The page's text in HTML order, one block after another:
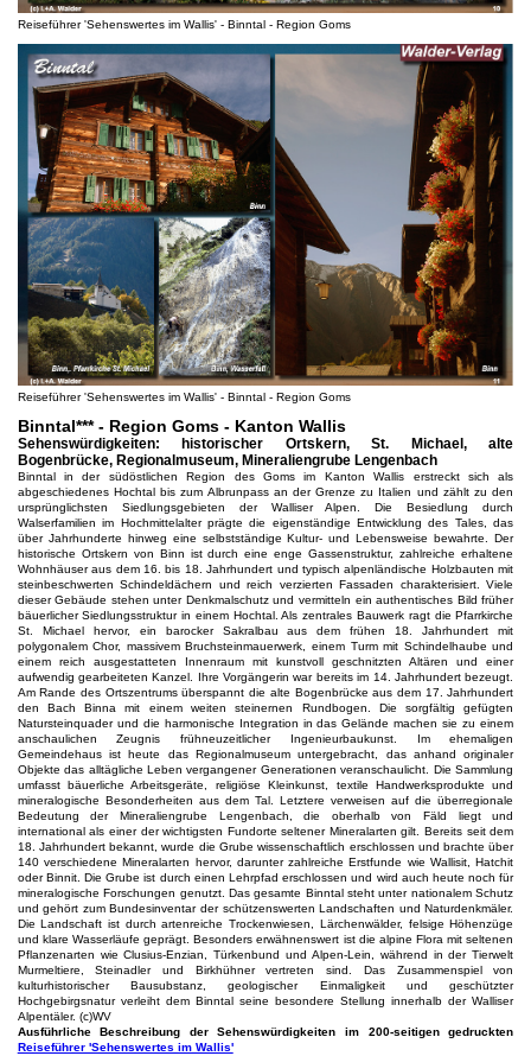
Reiseführer 'Sehenswertes im Wallis' - Binntal - Region Goms
Reiseführer 'Sehenswertes im Wallis' - Binntal - Region Goms
Binntal*** - Region Goms - Kanton Wallis
Sehenswürdigkeiten: historischer Ortskern, St. Michael, alte
Bogenbrücke, Regionalmuseum, Mineraliengrube Lengenbach
Binntal in der südöstlichen Region des Goms im Kanton Wallis erstreckt sich als
abgeschiedenes Hochtal bis zum Albrunpass an der Grenze zu Italien und zählt zu den
ursprünglichsten Siedlungsgebieten der Walliser Alpen. Die Besiedlung durch
Walserfamilien im Hochmittelalter prägte die eigenständige Entwicklung des Tales, das
über Jahrhunderte hinweg eine selbstständige Kultur- und Lebensweise bewahrte. Der
historische Ortskern von Binn ist durch eine enge Gassenstruktur, zahlreiche erhaltene
Wohnhäuser aus dem 16. bis 18. Jahrhundert und typisch alpenländische Holzbauten mit
steinbeschwerten Schindeldächern und reich verzierten Fassaden charakterisiert. Viele
dieser Gebäude stehen unter Denkmalschutz und vermitteln ein authentisches Bild früher
bäuerlicher Siedlungsstruktur in einem Hochtal. Als zentrales Bauwerk ragt die Pfarrkirche
St. Michael hervor, ein barocker Sakralbau aus dem frühen 18. Jahrhundert mit
polygonalem Chor, massivem Bruchsteinmauerwerk, einem Turm mit Schindelhaube und
einem reich ausgestatteten Innenraum mit kunstvoll geschnitzten Altären und einer
aufwendig gearbeiteten Kanzel. Ihre Vorgängerin war bereits im 14. Jahrhundert bezeugt.
Am Rande des Ortszentrums überspannt die alte Bogenbrücke aus dem 17. Jahrhundert
den Bach Binna mit einem weiten steinernen Rundbogen. Die sorgfältig gefügten
Natursteinquader und die harmonische Integration in das Gelände machen sie zu einem
anschaulichen Zeugnis frühneuzeitlicher Ingenieurbaukunst. Im ehemaligen
Gemeindehaus ist heute das Regionalmuseum untergebracht, das anhand originaler
Objekte das alltägliche Leben vergangener Generationen veranschaulicht. Die Sammlung
umfasst bäuerliche Arbeitsgeräte, religiöse Kleinkunst, textile Handwerksprodukte und
mineralogische Besonderheiten aus dem Tal. Letztere verweisen auf die überregionale
Bedeutung der Mineraliengrube Lengenbach, die oberhalb von Fäld liegt und
international als einer der wichtigsten Fundorte seltener Mineralarten gilt. Bereits seit dem
18. Jahrhundert bekannt, wurde die Grube wissenschaftlich erschlossen und brachte über
140 verschiedene Mineralarten hervor, darunter zahlreiche Erstfunde wie Wallisit, Hatchit
oder Binnit. Die Grube ist durch einen Lehrpfad erschlossen und wird auch heute noch für
mineralogische Forschungen genutzt. Das gesamte Binntal steht unter nationalem Schutz
und gehört zum Bundesinventar der schützenswerten Landschaften und Naturdenkmäler.
Die Landschaft ist durch artenreiche Trockenwiesen, Lärchenwälder, felsige Höhenzüge
und klare Wasserläufe geprägt. Besonders erwähnenswert ist die alpine Flora mit seltenen
Pflanzenarten wie Clusius-Enzian, Türkenbund und Alpen-Lein, während in der Tierwelt
Murmeltiere, Steinadler und Birkhühner vertreten sind. Das Zusammenspiel von
kulturhistorischer Bausubstanz, geologischer Einmaligkeit und geschützter
Hochgebirgsnatur verleiht dem Binntal seine besondere Stellung innerhalb der Walliser
Alpentäler. (c)WV
Ausführliche Beschreibung der Sehenswürdigkeiten im 200-seitigen gedruckten
Reiseführer 'Sehenswertes im Wallis'